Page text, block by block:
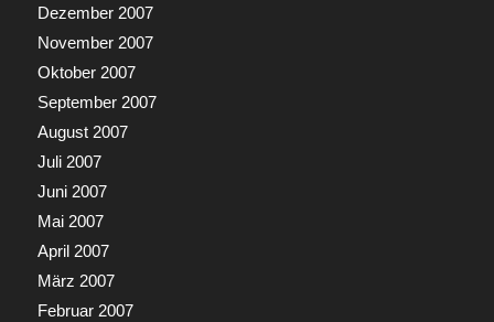
Dezember 2007
November 2007
Oktober 2007
September 2007
August 2007
Juli 2007
Juni 2007
Mai 2007
April 2007
März 2007
Februar 2007